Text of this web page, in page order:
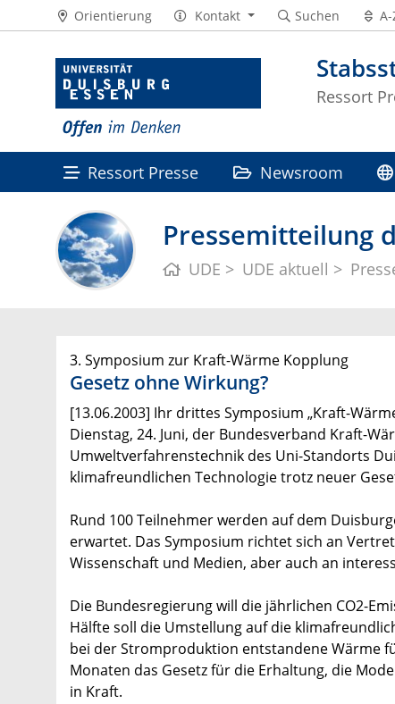
Ressort
Orientierung Kontakt Suchen A-
Ressort Presse Newsroom
Pressemitteilung
UDE UDE aktuell
3. Symposium zur Kraft-Wärme Kopplung
Gesetz ohne Wirkung?
[13.06.2003] Ihr drittes Symposium „Kraft-
Dienstag, 24. Juni, der Bundesverband Kraft-
Umweltverfahrenstechnik des Uni-Standorts
klimafreundlichen Technologie trotz neuer
Rund 100 Teilnehmer werden auf dem
erwartet. Das Symposium richtet sich an
Wissenschaft und Medien, aber auch an
Die Bundesregierung will die jährlichen CO2-
Hälfte soll die Umstellung auf die
bei der Stromproduktion entstandene Wärme
Monaten das Gesetz für die Erhaltung, die
in Kraft.